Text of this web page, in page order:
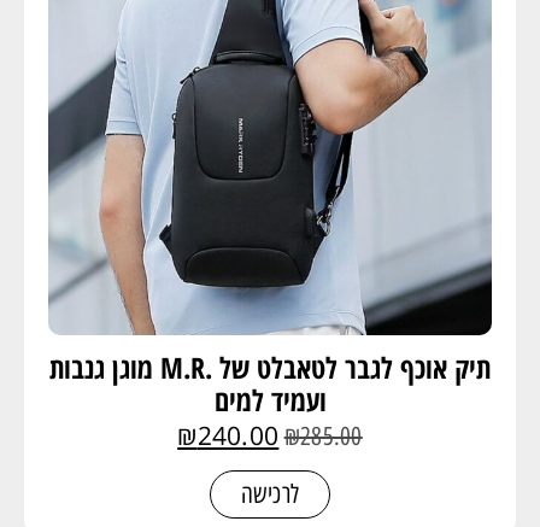
תיק אוכף לגבר לטאבלט של .M.R מוגן גנבות
ועמיד למים
₪285.00
₪240.00
לרכישה